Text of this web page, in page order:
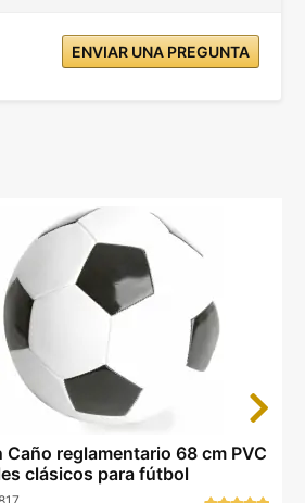
ENVIAR UNA PREGUNTA
Caño reglamentario 68 cm PVC
clásicos para fútbol
Next